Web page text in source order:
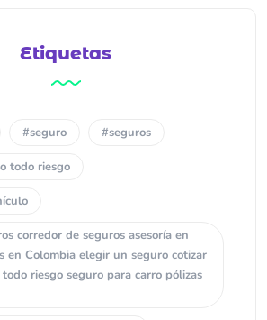
Etiquetas
#seguro #seguros
todo riesgo
corredor de seguros asesoría en
en Colombia elegir un seguro cotizar
riesgo seguro para carro pólizas